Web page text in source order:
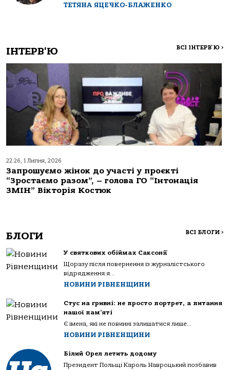
ТЕТЯНА ЯЦЕЧКО-БЛАЖЕНКО
ІНТЕРВ'Ю ВСІ ІНТЕРВ'Ю >
22:26, 1 Липня, 2026
Запрошуємо жінок до участі у проєкті
“Зростаємо разом”, – голова ГО “Інтонація
ЗМІН” Вікторія Костюк
БЛОГИ ВСІ БЛОГИ >
У святкових обіймах Саксонії
Щоразу після повернення із журналістського
відрядження я...
НОВИНИ РІВНЕНЩИНИ
Стус на гривні: не просто портрет, а питання
нашої пам’яті
Є імена, які не повинні залишатися лише...
НОВИНИ РІВНЕНЩИНИ
Білий Орел летить додому
Президент Польщі Кароль Навроцький позбавив